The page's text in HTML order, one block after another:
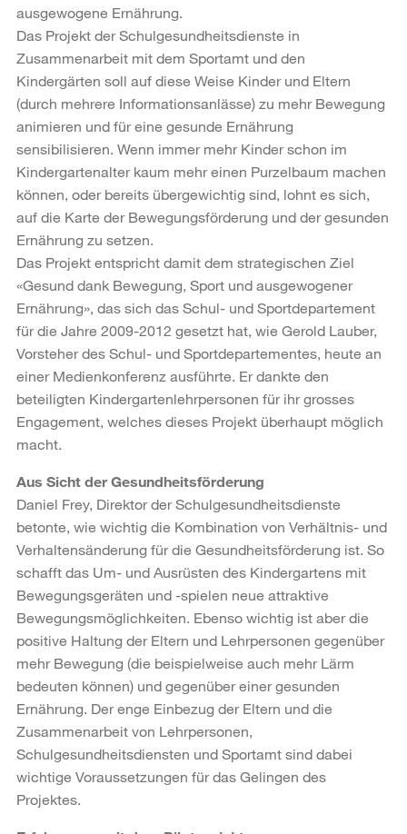
ausgewogene Ernährung.
Das Projekt der Schulgesundheitsdienste in
Zusammenarbeit mit dem Sportamt und den
Kindergärten soll auf diese Weise Kinder und Eltern
(durch mehrere Informationsanlässe) zu mehr Bewegung
animieren und für eine gesunde Ernährung
sensibilisieren. Wenn immer mehr Kinder schon im
Kindergartenalter kaum mehr einen Purzelbaum machen
können, oder bereits übergewichtig sind, lohnt es sich,
auf die Karte der Bewegungsförderung und der gesunden
Ernährung zu setzen.
Das Projekt entspricht damit dem strategischen Ziel
«Gesund dank Bewegung, Sport und ausgewogener
Ernährung», das sich das Schul- und Sportdepartement
für die Jahre 2009-2012 gesetzt hat, wie Gerold Lauber,
Vorsteher des Schul- und Sportdepartementes, heute an
einer Medienkonferenz ausführte. Er dankte den
beteiligten Kindergartenlehrpersonen für ihr grosses
Engagement, welches dieses Projekt überhaupt möglich
macht.
Aus Sicht der Gesundheitsförderung
Daniel Frey, Direktor der Schulgesundheitsdienste
betonte, wie wichtig die Kombination von Verhältnis- und
Verhaltensänderung für die Gesundheitsförderung ist. So
schafft das Um- und Ausrüsten des Kindergartens mit
Bewegungsgeräten und -spielen neue attraktive
Bewegungsmöglichkeiten. Ebenso wichtig ist aber die
positive Haltung der Eltern und Lehrpersonen gegenüber
mehr Bewegung (die beispielweise auch mehr Lärm
bedeuten können) und gegenüber einer gesunden
Ernährung. Der enge Einbezug der Eltern und die
Zusammenarbeit von Lehrpersonen,
Schulgesundheitsdiensten und Sportamt sind dabei
wichtige Voraussetzungen für das Gelingen des
Projektes.